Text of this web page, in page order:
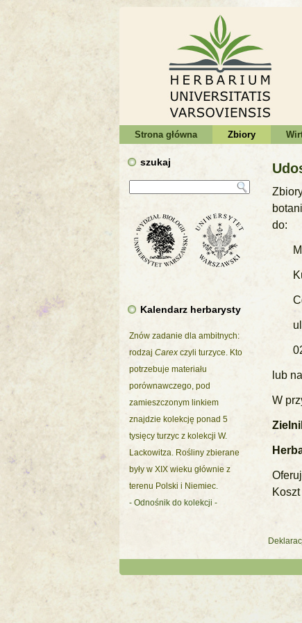
Strona główna Zbiory
szukaj
Kalendarz herbarysty
Znów zadanie dla ambitnych:
rodzaj Carex czyli turzyce. Kto
potrzebuje materiału
porównawczego, pod
zamieszczonym linkiem
znajdzie kolekcję ponad 5
tysięcy turzyc z kolekcji W.
Lackowitza. Rośliny zbierane
były w XIX wieku głównie z
terenu Polski i Niemiec.
- Odnośnik do kolekcji -
do:
lub
W